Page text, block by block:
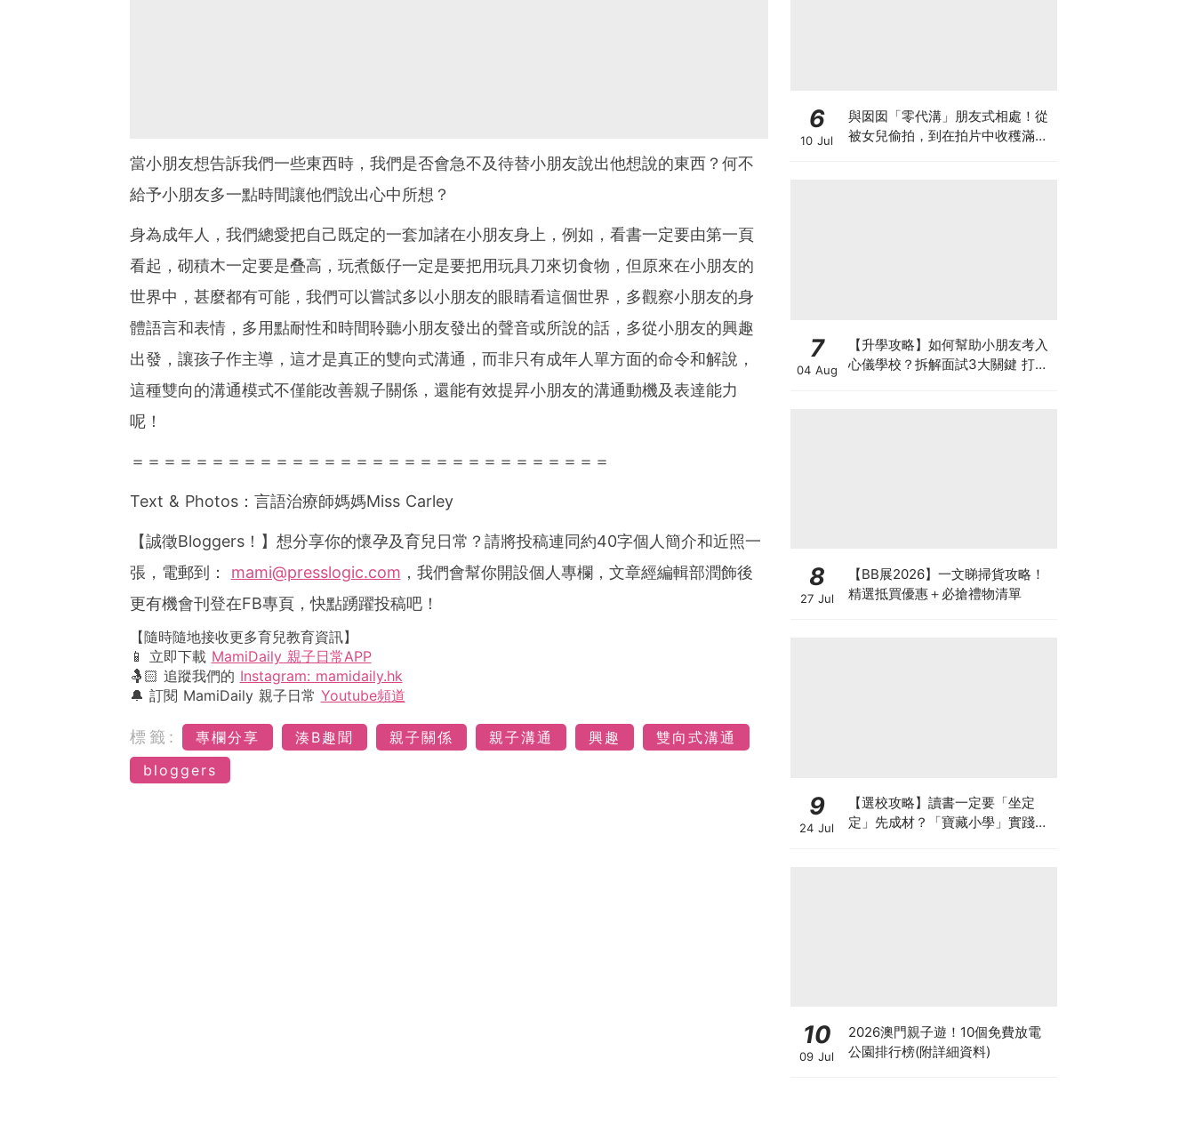
當小朋友想告訴我們一些東西時，我們是否會急不及待替小朋友說出他想說的東西？何不
給予小朋友多一點時間讓他們說出心中所想？
身為成年人，我們總愛把自己既定的一套加諸在小朋友身上，例如，看書一定要由第一頁
看起，砌積木一定要是叠高，玩煮飯仔一定是要把用玩具刀來切食物，但原來在小朋友的
世界中，甚麼都有可能，我們可以嘗試多以小朋友的眼睛看這個世界，多觀察小朋友的身
體語言和表情，多用點耐性和時間聆聽小朋友發出的聲音或所說的話，多從小朋友的興趣
出發，讓孩子作主導，這才是真正的雙向式溝通，而非只有成年人單方面的命令和解說，
這種雙向的溝通模式不僅能改善親子關係，還能有效提昇小朋友的溝通動機及表達能力
呢！
＝＝＝＝＝＝＝＝＝＝＝＝＝＝＝＝＝＝＝＝＝＝＝＝＝＝＝＝＝＝
Text & Photos：言語治療師媽媽Miss Carley
【誠徵Bloggers！】想分享你的懷孕及育兒日常？請將投稿連同約40字個人簡介和近照一
張，電郵到：
mami@presslogic.com ，我們會幫你開設個人專欄，文章經編輯部潤飾後
更有機會刊登在FB專頁，快點踴躍投稿吧！
【隨時隨地接收更多育兒教育資訊】
📱 立即下載 MamiDaily 親子日常APP
🤱🏻 追蹤我們的 Instagram: mamidaily.hk
🔔 訂閱 MamiDaily 親子日常 Youtube頻道
標籤: 專欄分享 湊B趣聞 親子關係 親子溝通 興趣
雙向式溝通
bloggers
6
10 Jul
與囡囡「零代溝」朋友式相處！從
被女兒偷拍，到在拍片中收穫滿足
7
04 Aug
【升學攻略】如何幫助小朋友考入
心儀學校？拆解面試3大關鍵 打好
8
27 Jul
【BB展2026】一文睇掃貨攻略！
精選抵買優惠＋必搶禮物清單
9
24 Jul
【選校攻略】讀書一定要「坐定
定」先成材？「寶藏小學」實踐動
10
09 Jul
2026澳門親子遊！10個免費放電
公園排行榜(附詳細資料)